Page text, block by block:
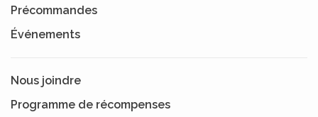
Précommandes
Événements
Nous joindre
Programme de récompenses